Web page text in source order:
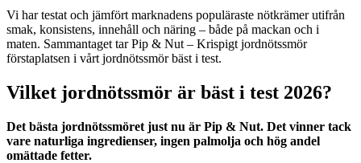
Vi har testat och jämfört marknadens populäraste nötkrämer utifrån
smak, konsistens, innehåll och näring – både på mackan och i
maten. Sammantaget tar Pip & Nut – Krispigt jordnötssmör
förstaplatsen i vårt jordnötssmör bäst i test.
Vilket jordnötssmör är bäst i test 2026?
Det bästa jordnötssmöret just nu är Pip & Nut. Det vinner tack
vare naturliga ingredienser, ingen palmolja och hög andel
omättade fetter.